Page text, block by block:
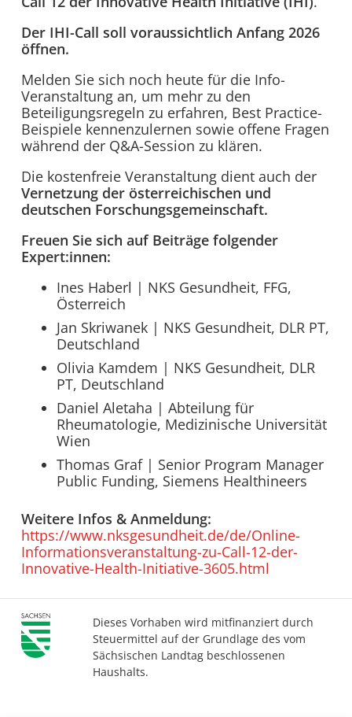
Der IHI-Call soll voraussichtlich Anfang 2026
öffnen.
Melden Sie sich noch heute für die Info-
Veranstaltung an, um mehr zu den
Beteiligungsregeln zu erfahren, Best Practice-
Beispiele kennenzulernen sowie offene Fragen
während der Q&A-Session zu klären.
Die kostenfreie Veranstaltung dient auch der
Vernetzung der österreichischen und
deutschen Forschungsgemeinschaft.
Freuen Sie sich auf Beiträge folgender
Expert:innen:
Ines Haberl | NKS Gesundheit, FFG,
Österreich
Jan Skriwanek | NKS Gesundheit, DLR PT,
Deutschland
Olivia Kamdem | NKS Gesundheit, DLR
PT, Deutschland
Daniel Aletaha | Abteilung für
Rheumatologie, Medizinische Universität
Wien
Thomas Graf | Senior Program Manager
Public Funding, Siemens Healthineers
Weitere Infos & Anmeldung:
https://www.nksgesundheit.de/de/Online-
Informationsveranstaltung-zu-Call-12-der-
Innovative-Health-Initiative-3605.html
Dieses Vorhaben wird mitfinanziert durch
Steuermittel auf der Grundlage des vom
Sächsischen Landtag beschlossenen
Haushalts.